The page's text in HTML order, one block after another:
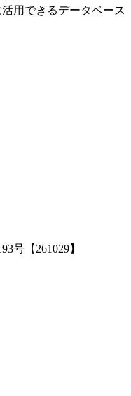
用できるデータベース
号【261029】